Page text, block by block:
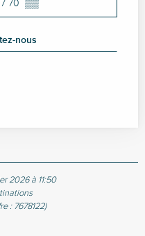
70 ▒▒
nous
2026 à 11:50
:7678122)